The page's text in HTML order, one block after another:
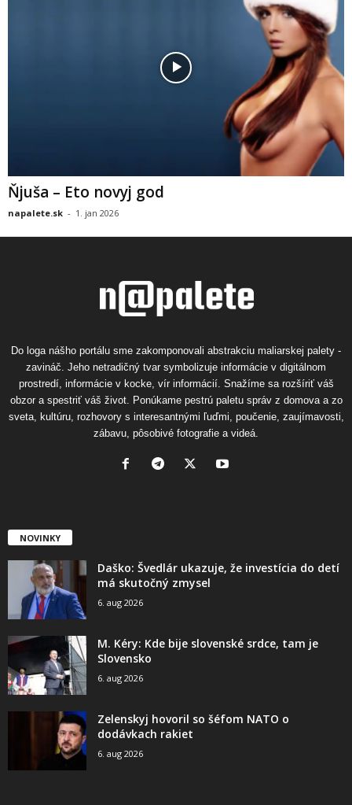
Ňjuša – Eto novyj god
napalete.sk - 1. jan 2026
Do loga nášho portálu sme zakomponovali abstrakciu maliarskej palety -
zavináč. Jeho netradičný tvar symbolizuje informácie v digitálnom
prostredí, informácie v kocke, vír informácií. Snažíme sa rozšíriť váš
obzor a spestriť váš život. Ponúkame pestrú paletu správ z domova a zo
sveta, kultúru, rozhovory s interesantnými ľuďmi, poučenie, zaujímavosti,
zábavu, pôsobivé fotografie a videá.
NOVINKY
Daško: Švedlár ukazuje, že investícia do detí
má skutočný zmysel
6. aug 2026
M. Kéry: Kde bije slovenské srdce, tam je
Slovensko
6. aug 2026
Zelenskyj hovoril so šéfom NATO o
dodávkach rakiet
6. aug 2026